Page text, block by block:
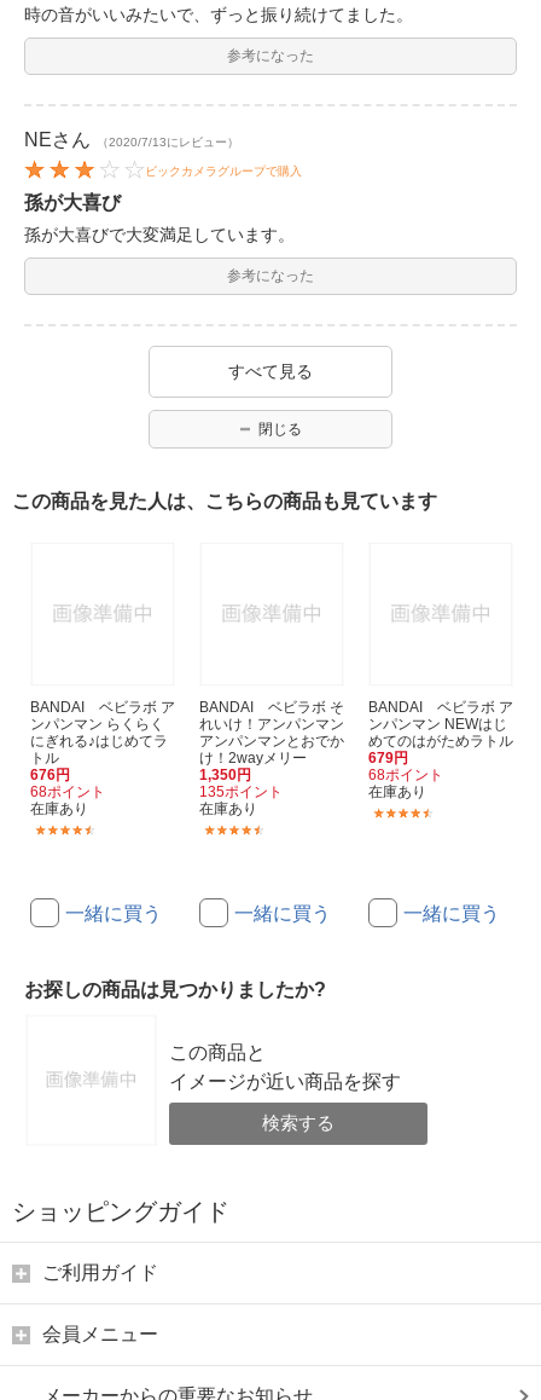
時の音がいいみたいで、ずっと振り続けてました。
参考になった
NEさん （2020/7/13にレビュー）
ビックカメラグループで購入
孫が大喜び
孫が大喜びで大変満足しています。
参考になった
すべて見る
閉じる
この商品を見た人は、こちらの商品も見ています
BANDAI ベビラボ ア
ンパンマン らくらく
にぎれる♪はじめてラ
トル
676円
68ポイント
在庫あり
一緒に買う
BANDAI ベビラボ そ
れいけ！アンパンマン
アンパンマンとおでか
け！2wayメリー
1,350円
135ポイント
在庫あり
一緒に買う
BANDAI ベビラボ ア
ンパンマン NEWはじ
めてのはがためラトル
679円
68ポイント
在庫あり
一緒に買う
お探しの商品は見つかりましたか?
この商品と
イメージが近い商品を探す
検索する
ショッピングガイド
ご利用ガイド
会員メニュー